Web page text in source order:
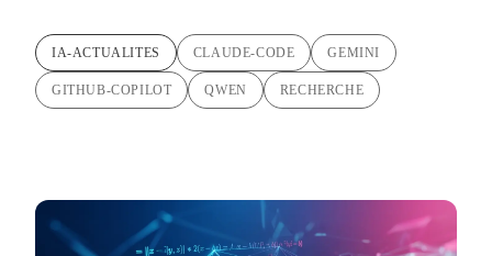
IA-ACTUALITES CLAUDE-CODE GEMINI
GITHUB-COPILOT QWEN RECHERCHE